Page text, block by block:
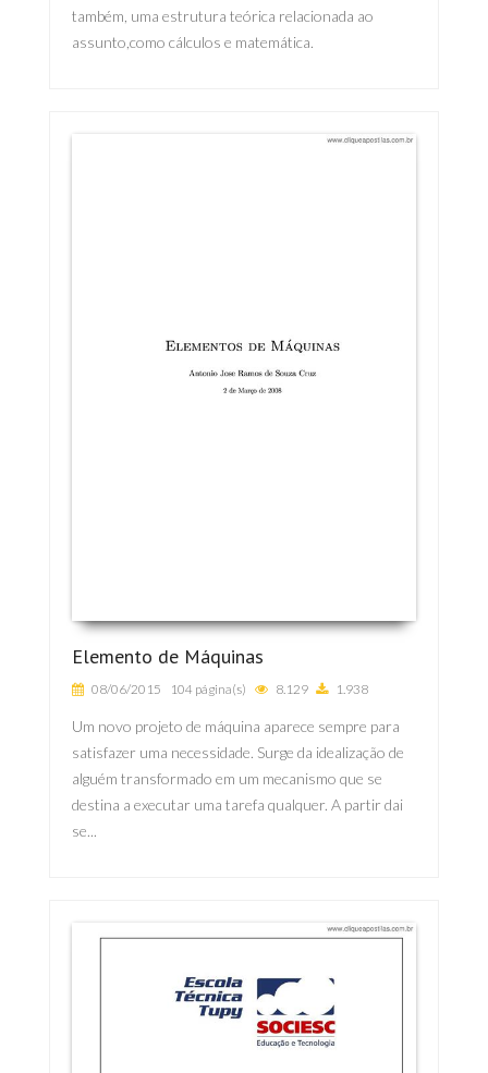
também, uma estrutura teórica relacionada ao
assunto,como cálculos e matemática.
Elemento de Máquinas
08/06/2015 104 página(s) 8.129 1.938
Um novo projeto de máquina aparece sempre para
satisfazer uma necessidade. Surge da idealização de
alguém transformado em um mecanismo que se
destina a executar uma tarefa qualquer. A partir dai
se...